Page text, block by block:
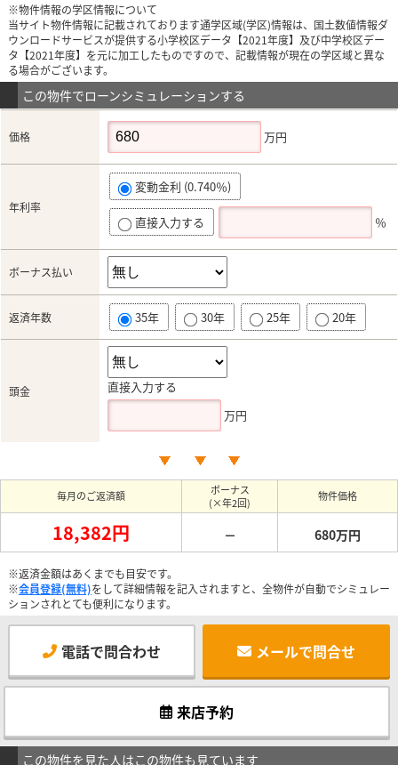
※物件情報の学区情報について
当サイト物件情報に記載されております通学区域(学区)情報は、国土数値情報ダ
ウンロードサービスが提供する小学校区データ【2021年度】及び中学校区デー
タ【2021年度】を元に加工したものですので、記載情報が現在の学区域と異な
る場合がございます。
この物件でローンシミュレーションする
価格 万円
年利率
変動金利 (0.740％)
直接入力する ％
ボーナス払い
返済年数 35年 30年 25年 20年
頭金
直接入力する
万円
毎月のご返済額
ボーナス
(×年2回)
物件価格
18,382円 － 680万円
※返済金額はあくまでも目安です。
※会員登録(無料)をして詳細情報を記入されますと、全物件が自動でシミュレー
ションされとても便利になります。
電話で問合わせ メールで問合せ
来店予約
この物件を見た人はこの物件も見ています